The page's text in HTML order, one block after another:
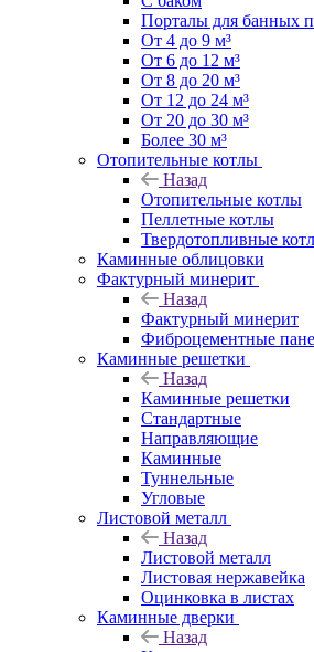
Порталы для банных
От 4 до 9 м³
От 6 до 12 м³
От 8 до 20 м³
От 12 до 24 м³
От 20 до 30 м³
Более 30 м³
Отопительные котлы
Назад
Отопительные котлы
Пеллетные котлы
Твердотопливные
Каминные облицовки
Фактурный минерит
Назад
Фактурный минерит
Фиброцементные
Каминные решетки
Назад
Каминные решетки
Стандартные
Направляющие
Каминные
Туннельные
Угловые
Листовой металл
Назад
Листовой металл
Листовая нержавейка
Оцинковка в листах
Каминные дверки
Назад